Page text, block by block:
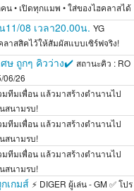
• เปิดทุกแมพ • ใส่ของไฮคลาสได้
11/08 เวลา20.00น. YG
ลาสสิคไว้ให้สัมผัสแบบเซิร์ฟจริง!
ษ ถูกๆ คิวว่าง✔️ สถานะคิว : RO
06/26
ทีมเพื่อน แล้วมาสร้างตำนานไป
สนามรบ!
ทีมเพื่อน แล้วมาสร้างตำนานไป
สนามรบ!
ทีมเพื่อน แล้วมาสร้างตำนานไป
สนามรบ!
เกมส์ ⚡ DIGER ผู้เล่น - GM ✅ โปร